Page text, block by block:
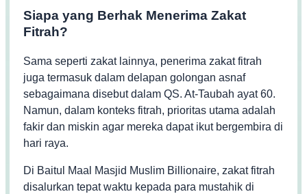
Siapa yang Berhak Menerima Zakat
Fitrah?
Sama seperti zakat lainnya, penerima zakat fitrah
juga termasuk dalam delapan golongan asnaf
sebagaimana disebut dalam QS. At-Taubah ayat 60.
Namun, dalam konteks fitrah, prioritas utama adalah
fakir dan miskin agar mereka dapat ikut bergembira di
hari raya.
Di Baitul Maal Masjid Muslim Billionaire, zakat fitrah
disalurkan tepat waktu kepada para mustahik di